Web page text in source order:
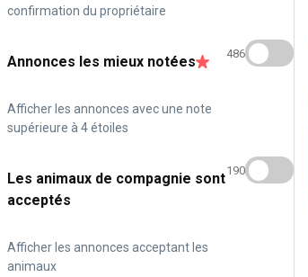
confirmation du propriétaire
Annonces les mieux notées
Afficher les annonces avec une note
supérieure à 4 étoiles
486
Les animaux de compagnie sont
acceptés
Afficher les annonces acceptant les
animaux
190